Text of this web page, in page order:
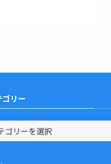
ゴリー